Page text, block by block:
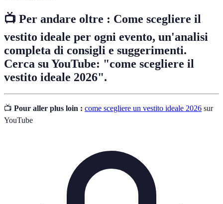
📺 Per andare oltre : Come scegliere il
vestito ideale per ogni evento, un'analisi
completa di consigli e suggerimenti.
Cerca su YouTube: "come scegliere il
vestito ideale 2026".
📺 Pour aller plus loin : come scegliere un vestito ideale 2026 sur
YouTube